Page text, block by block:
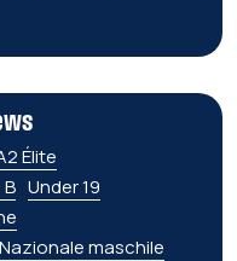
Élite
B Under 19
Nazionale maschile